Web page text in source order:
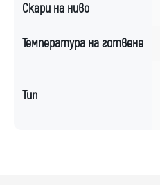
Скари на ниво
Температура на готвене
Тип